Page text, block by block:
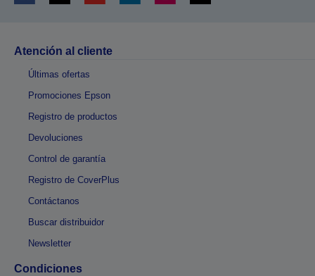
Atención al cliente
Últimas ofertas
Promociones Epson
Registro de productos
Devoluciones
Control de garantía
Registro de CoverPlus
Contáctanos
Buscar distribuidor
Newsletter
Condiciones